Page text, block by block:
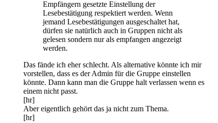
Empfängern gesetzte Einstellung der
Lesebestätigung respektiert werden. Wenn
jemand Lesebestätigungen ausgeschaltet hat,
dürfen sie natürlich auch in Gruppen nicht als
gelesen sondern nur als empfangen angezeigt
werden.
Das fände ich eher schlecht. Als alternative könnte ich mir
vorstellen, dass es der Admin für die Gruppe einstellen
könnte. Dann kann man die Gruppe halt verlassen wenn es
einem nicht passt.
[hr]
Aber eigentlich gehört das ja nicht zum Thema.
[hr]